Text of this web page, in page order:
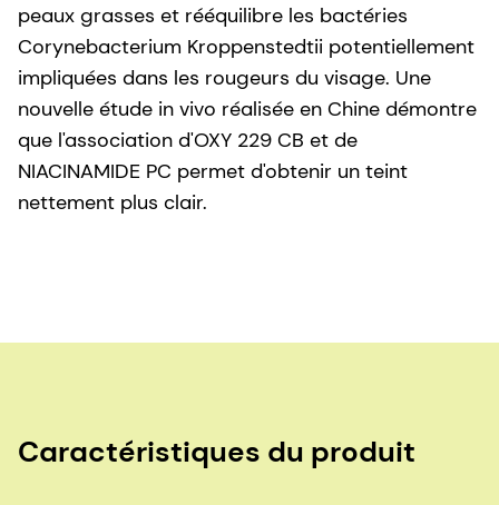
peaux grasses et rééquilibre les bactéries
Corynebacterium Kroppenstedtii potentiellement
impliquées dans les rougeurs du visage. Une
nouvelle étude in vivo réalisée en Chine démontre
que l'association d'OXY 229 CB et de
NIACINAMIDE PC permet d'obtenir un teint
nettement plus clair.
Caractéristiques du produit